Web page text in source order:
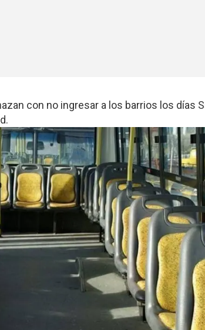
con no ingresar a los barrios los días